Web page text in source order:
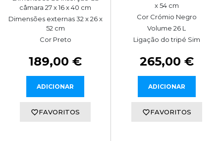
câmara 27 x 16 x 40 cm
Dimensões externas 32 x 26 x
52 cm
Cor Preto
189,00 €
ADICIONAR
FAVORITOS
x 54 cm
Cor Crómio Negro
Volume 26 L
Ligação do tripé Sim
265,00 €
ADICIONAR
FAVORITOS